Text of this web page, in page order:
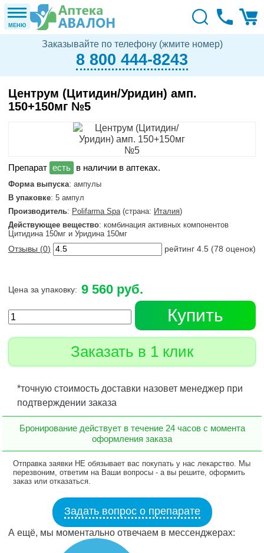
МЕНЮ
Заказывайте по телефону (жмите номер)
8 800 444-8243
Центрум (Цитидин/Уридин) амп.
150+150мг №5
в наличии в аптеках.
Форма выпуска: ампулы
В упаковке: 5 ампул
Производитель: Polifarma Spa(страна: Италия)
Действующее вещество: комбинация активных компонентов
Цитидина 150мг и Уридина 150мг
Отзывы (0) рейтинг 4.5 (78 оценок)
Цена за упаковку: 9 560 руб.
Купить
Заказать в 1 клик
*точную стоимость доставки назовет менеджер при
подтверждении заказа
Бронирование действует в течение 24 часов с момента
оформления заказа
Отправка заявки НЕ обязывает вас покупать у нас лекарство. Мы
перезвоним, ответим на Ваши вопросы - а вы решите, оформить
заказ или отказаться.
Задать вопрос о препарате
А ещё, мы моментально отвечаем в мессенджерах: